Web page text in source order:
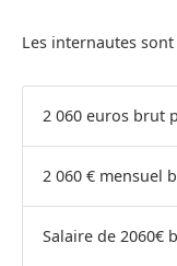
Les internautes
2 060 euros brut
2 060 € mensuel
Salaire de 2060€